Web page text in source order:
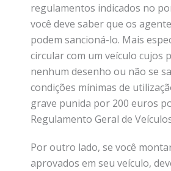
regulamentos indicados no
você deve saber que os
podem sancioná-lo. Mais
circular com um veículo cujos
nenhum desenho ou não se
condições mínimas de
grave punida por 200 euros
Regulamento Geral de
Por outro lado, se você
aprovados em seu veículo,